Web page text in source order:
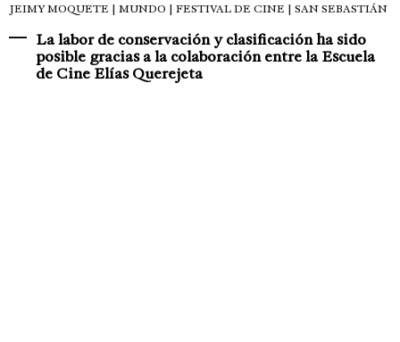
JEIMY MOQUETE | MUNDO | FESTIVAL DE CINE | SAN SEBASTIÁN
La labor de conservación y clasificación ha sido
posible gracias a la colaboración entre la Escuela
de Cine Elías Querejeta